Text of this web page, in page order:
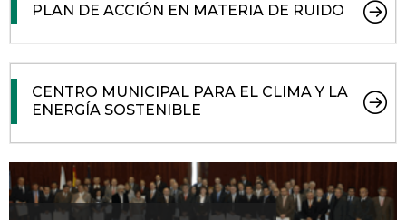
PLAN DE ACCIÓN EN MATERIA DE RUIDO
CENTRO MUNICIPAL PARA EL CLIMA Y LA
ENERGÍA SOSTENIBLE